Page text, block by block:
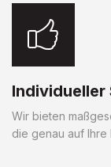
Individueller
Wir bieten
die genau auf Ihre